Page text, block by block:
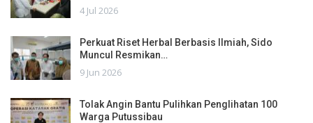
4 Jul 2026
Perkuat Riset Herbal Berbasis Ilmiah, Sido
Muncul Resmikan…
9 Jun 2026
Tolak Angin Bantu Pulihkan Penglihatan 100
Warga Putussibau